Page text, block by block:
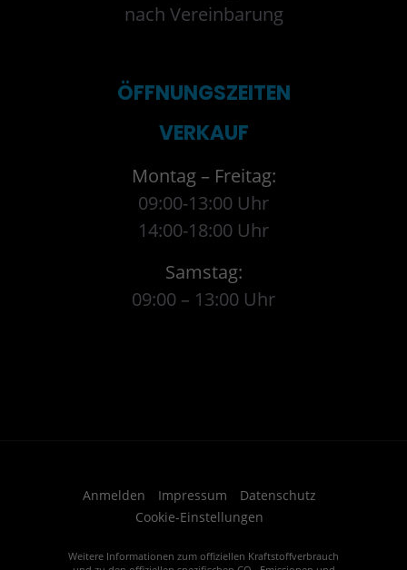
nach Vereinbarung
ÖFFNUNGSZEITEN
VERKAUF
Montag – Freitag:
09:00-13:00 Uhr
14:00-18:00 Uhr
Samstag:
09:00 – 13:00 Uhr
Anmelden Impressum
Datenschutz
Cookie-Einstellungen
Weitere Informationen zum offiziellen Kraftstoffverbrauch